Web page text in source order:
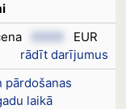
XXXX
EUR
rādīt darījumus
pārdošanas
laikā